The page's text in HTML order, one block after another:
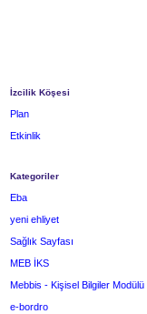
İzcilik Köşesi
Plan
Etkinlik
Kategoriler
Eba
yeni ehliyet
Sağlık Sayfası
MEB İKS
Mebbis - Kişisel Bilgiler Modülü
e-bordro